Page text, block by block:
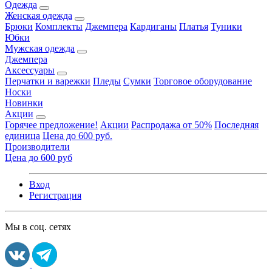
Одежда
Женская одежда
Брюки Комплекты Джемпера Кардиганы Платья Туники
Юбки
Мужская одежда
Джемпера
Аксессуары
Перчатки и варежки Пледы Сумки Торговое оборудование
Носки
Новинки
Акции
Горячее предложение! Акции Распродажа от 50% Последняя
единица Цена до 600 руб.
Производители
Цена до 600 руб
Вход
Регистрация
Мы в соц. сетях